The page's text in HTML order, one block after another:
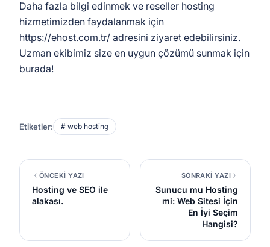
Daha fazla bilgi edinmek ve reseller hosting
hizmetimizden faydalanmak için
https://ehost.com.tr/ adresini ziyaret edebilirsiniz.
Uzman ekibimiz size en uygun çözümü sunmak için
burada!
Etiketler: # web hosting
ÖNCEKİ YAZI
Hosting ve SEO ile
alakası.
SONRAKİ YAZI
Sunucu mu Hosting
mi: Web Sitesi İçin
En İyi Seçim
Hangisi?